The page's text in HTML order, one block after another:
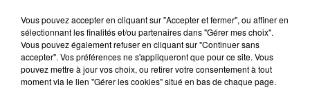
4 août 2026
Officiel : Gauthier Hein quitte le FC Metz pour l'OGC Nice
4 août 2026
Officiel : le lac de Madine reporte son feu d’artifice
4 août 2026
Vous pouvez accepter en cliquant sur "Accepter et fermer", ou affiner en
sélectionnant les finalités et/ou partenaires dans "Gérer mes choix".
Vous pouvez également refuser en cliquant sur "Continuer sans
accepter". Vos préférences ne s'appliqueront que pour ce site. Vous
pouvez mettre à jour vos choix, ou retirer votre consentement à tout
moment via le lien "Gérer les cookies" situé en bas de chaque page.